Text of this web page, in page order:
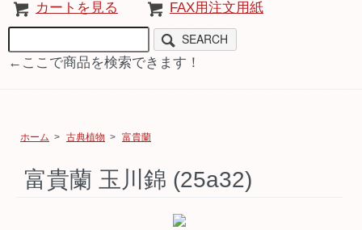
カートを見る FAX用注文用紙
SEARCH
←ここで商品を検索できます！
ホーム > 古典植物 > 富貴蘭
富貴蘭 玉川錦 (25a32)